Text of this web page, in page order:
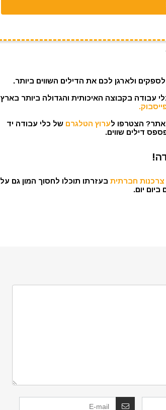
ולארגן לכם את הדילים השווים ביותר.
עבודה בקבוצה האיכותית והגדולה ביותר בארץ
הצטרפו לערוץ הטלגרם של כלי עבודה יד
דילים שווים.
צרכנות חברתית בעזרתו תוכלו לחסוך המון גם על
יום.